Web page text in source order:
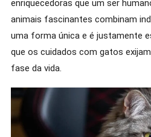
enriquecedoras que um ser
animais fascinantes combinam
uma forma única e é justamente
que os cuidados com gatos
fase da vida.